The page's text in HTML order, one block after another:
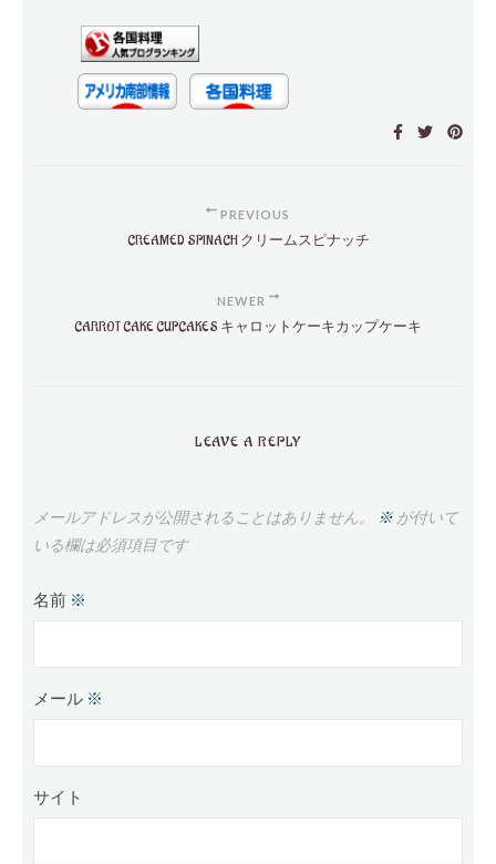
PREVIOUS
CREAMED SPINACH クリームスピナッチ
NEWER
CARROT CAKE CUPCAKES キャロットケーキカップケーキ
LEAVE A REPLY
メールアドレスが公開されることはありません。 ※が付いて
いる欄は必須項目です
名前 ※
メール ※
サイト